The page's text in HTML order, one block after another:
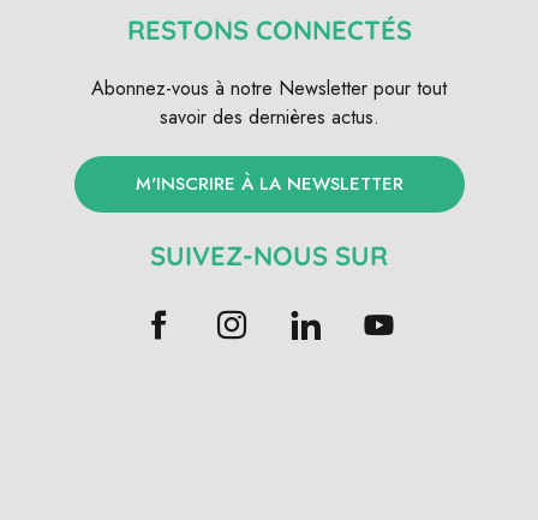
RESTONS CONNECTÉS
Abonnez-vous à notre Newsletter pour tout
savoir des dernières actus.
M'INSCRIRE À LA NEWSLETTER
SUIVEZ-NOUS SUR